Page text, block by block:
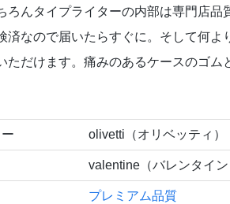
ろんタイプライターの内部は専門店
済なので届いたらすぐに。そして何
ただけます。痛みのあるケースのゴ
olivetti（オリベッティ）
valentine（バレンタイン
プレミアム品質